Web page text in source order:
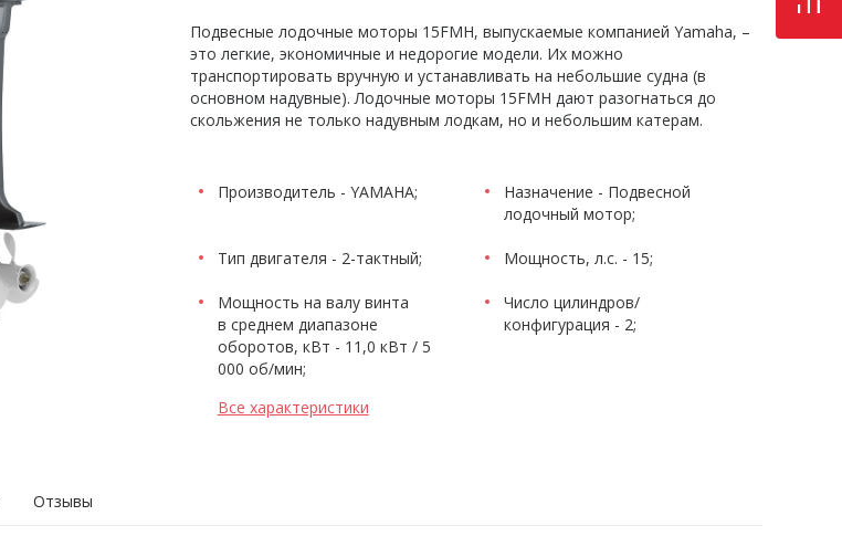
Подвесные лодочные моторы 15FMH, выпускаемые компанией Yamaha, –
это легкие, экономичные и недорогие модели. Их можно
транспортировать вручную и устанавливать на небольшие судна (в
основном надувные). Лодочные моторы 15FMH дают разогнаться до
скольжения не только надувным лодкам, но и небольшим катерам.
Производитель - YAMAHA;
Назначение - Подвесной
лодочный мотор;
Тип двигателя - 2-тактный; Мощность, л.с. - 15;
Мощность на валу винта
в среднем диапазоне
оборотов, кВт - 11,0 кВт / 5
000 об/мин;
Число цилиндров/
конфигурация - 2;
Все характеристики
Отзывы